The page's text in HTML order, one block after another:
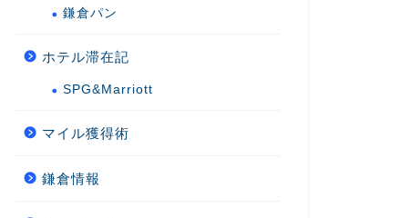
鎌倉パン
ホテル滞在記
SPG&Marriott
マイル獲得術
鎌倉情報